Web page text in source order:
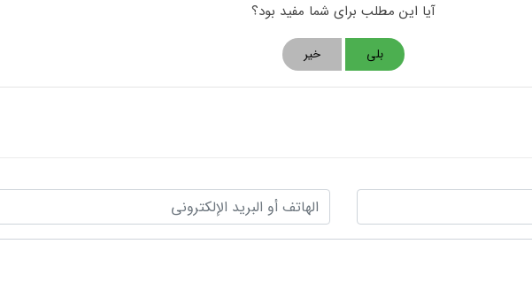
آیا این مطلب برای شما مفید بود؟
بلی خیر